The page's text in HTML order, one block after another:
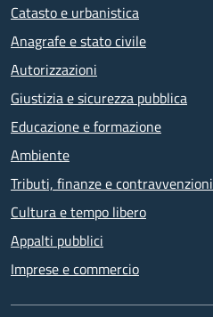
Catasto e urbanistica
Anagrafe e stato civile
Autorizzazioni
Giustizia e sicurezza pubblica
Educazione e formazione
Ambiente
Tributi, finanze e contravvenzioni
Cultura e tempo libero
Appalti pubblici
Imprese e commercio